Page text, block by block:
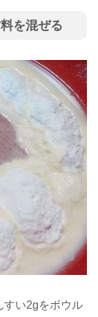
を混ぜる
すい2gをボウル